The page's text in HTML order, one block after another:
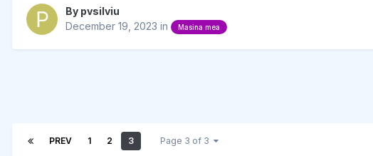
By pvsilviu
December 19, 2023 in Masina mea
PREV 1 2 3 Page 3 of 3